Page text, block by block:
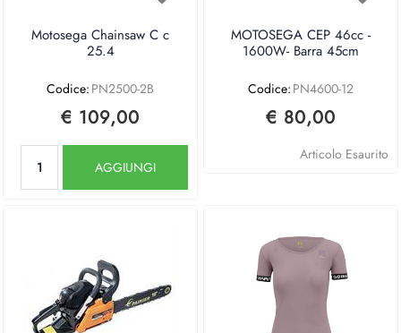
Motosega Chainsaw C c
25.4
Codice: PN2500-2B
€ 109,00
AGGIUNGI
MOTOSEGA CEP 46cc -
1600W- Barra 45cm
Codice: PN4600-12
€ 80,00
Articolo Esaurito